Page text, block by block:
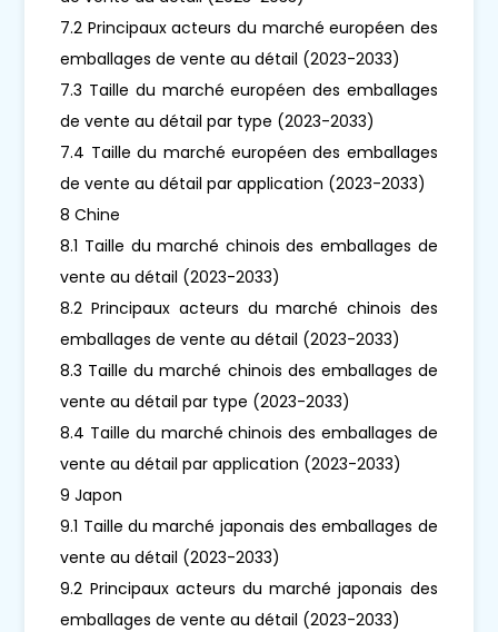
7.2 Principaux acteurs du marché européen des
emballages de vente au détail (2023-2033)
7.3 Taille du marché européen des emballages
de vente au détail par type (2023-2033)
7.4 Taille du marché européen des emballages
de vente au détail par application (2023-2033)
8 Chine
8.1 Taille du marché chinois des emballages de
vente au détail (2023-2033)
8.2 Principaux acteurs du marché chinois des
emballages de vente au détail (2023-2033)
8.3 Taille du marché chinois des emballages de
vente au détail par type (2023-2033)
8.4 Taille du marché chinois des emballages de
vente au détail par application (2023-2033)
9 Japon
9.1 Taille du marché japonais des emballages de
vente au détail (2023-2033)
9.2 Principaux acteurs du marché japonais des
emballages de vente au détail (2023-2033)